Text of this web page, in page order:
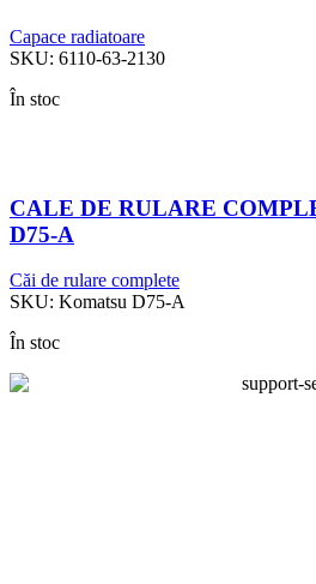
Capace radiatoare
SKU: 6110-63-2130
În stoc
CALE DE RULARE
D75-A
Căi de rulare complete
SKU: Komatsu D75-A
În stoc